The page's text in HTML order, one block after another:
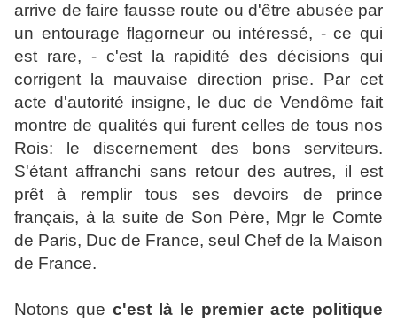
arrive de faire fausse route ou d'être abusée par
un entourage flagorneur ou intéressé, - ce qui
est rare, - c'est la rapidité des décisions qui
corrigent la mauvaise direction prise. Par cet
acte d'autorité insigne, le duc de Vendôme fait
montre de qualités qui furent celles de tous nos
Rois: le discernement des bons serviteurs.
S'étant affranchi sans retour des autres, il est
prêt à remplir tous ses devoirs de prince
français, à la suite de Son Père, Mgr le Comte
de Paris, Duc de France, seul Chef de la Maison
de France.
Notons que c'est là le premier acte politique